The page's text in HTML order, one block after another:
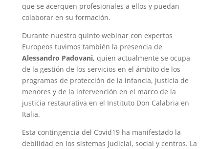
que se acerquen profesionales a ellos y puedan
colaborar en su formación.
Durante nuestro quinto webinar con expertos
Europeos tuvimos también la presencia de
Alessandro Padovani, quien actualmente se ocupa
de la gestión de los servicios en el ámbito de los
programas de protección de la infancia, justicia de
menores y de la intervención en el marco de la
justicia restaurativa en el Instituto Don Calabria en
Italia.
Esta contingencia del Covid19 ha manifestado la
debilidad en los sistemas judicial, social y centros. La